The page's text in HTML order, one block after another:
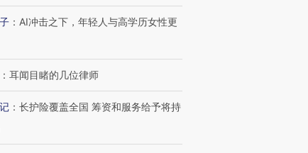
： AI冲击之下，年轻人与高学历女性更
： 耳闻目睹的几位律师
： 长护险覆盖全国 筹资和服务给予将持